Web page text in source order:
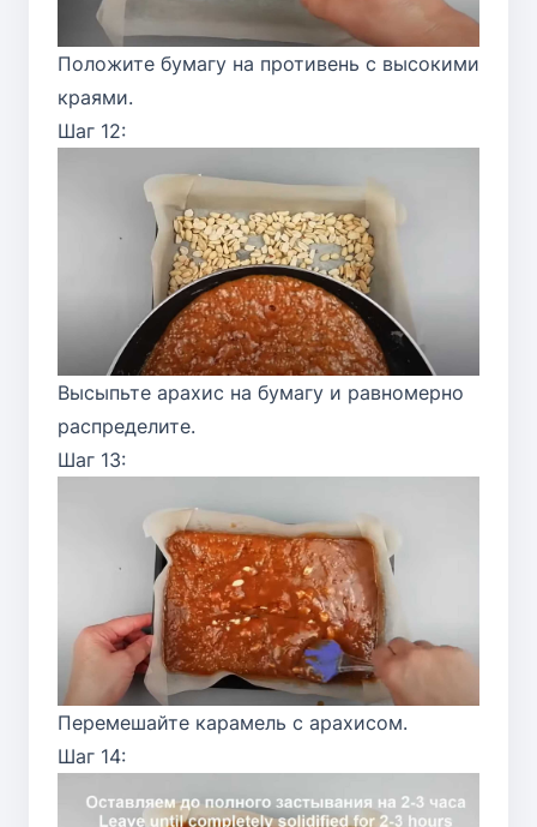
Положите бумагу на противень с высокими
краями.
Шаг 12:
Высыпьте арахис на бумагу и равномерно
распределите.
Шаг 13:
Перемешайте карамель с арахисом.
Шаг 14: